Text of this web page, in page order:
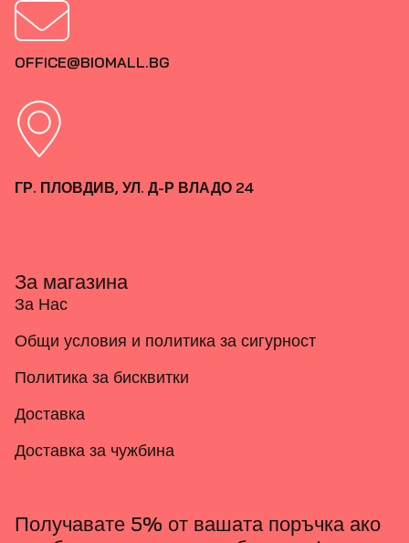
OFFICE@BIOMALL.BG
ГР. ПЛОВДИВ, УЛ. Д-Р ВЛАДО 24
За магазина
За Нас
Общи условия и политика за сигурност
Политика за бисквитки
Доставка
Доставка за чужбина
Получавате 5% от вашата поръчка ако